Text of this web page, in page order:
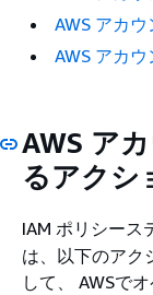
AWS アカ
AWS アカ
AWS ア
るアクシ
IAM ポリシース
は、以下のアク
して、 AWSで